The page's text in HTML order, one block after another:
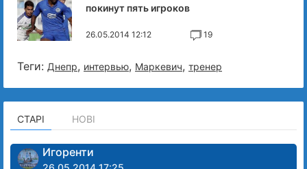
покинут пять игроков
26.05.2014 12:12 19
Теги: Днепр, интервью, Маркевич, тренер
СТАРІ НОВІ
Игоренти